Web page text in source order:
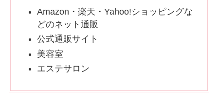
Amazon・楽天・Yahoo!ショッピングな
どのネット通販
公式通販サイト
美容室
エステサロン